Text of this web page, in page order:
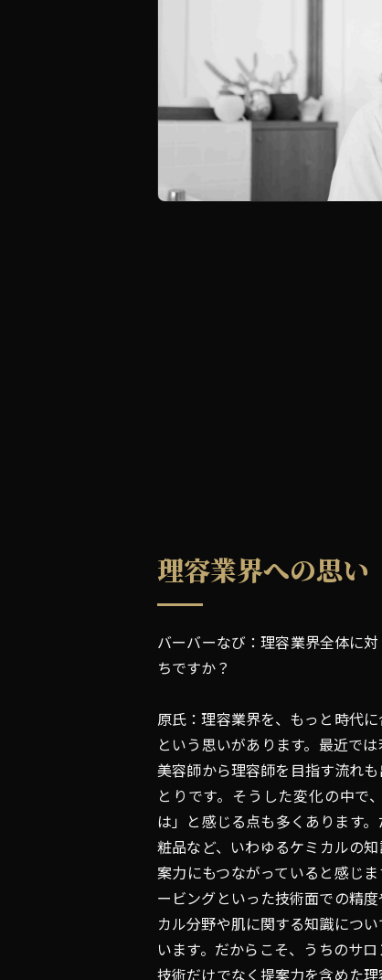
理容業界への思い
バーバーなび：理容業界全体に
ちですか？
原氏：理容業界を、もっと時代
という思いがあります。最近で
美容師から理容師を目指す流れ
とりです。そうした変化の中で
は」と感じる点も多くあります
粧品など、いわゆるケミカルの
案力にもつながっていると感じ
ービングといった技術面での精
カル分野や肌に関する知識につ
います。だからこそ、うちのサ
技術だけでなく提案力を含めた